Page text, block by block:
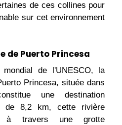
de ces collines pour
sur cet environnement
de Puerto Princesa
de l'UNESCO, la
Princesa, située dans
une destination
de 8,2 km, cette rivière
à travers une grotte